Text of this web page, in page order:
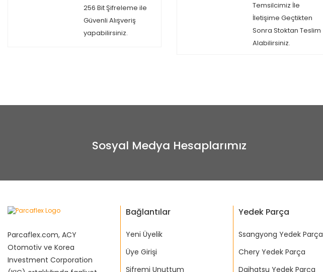
256 Bit Şifreleme ile
Güvenli Alışveriş
yapabilirsiniz.
Temsilcimiz İle
İletişime Geçtikten
Sonra Stoktan Teslim
Alabilirsiniz.
Sosyal Medya Hesaplarımız
Parcaflex.com, ACY
Otomotiv ve Korea
Investment Corporation
Bağlantılar
Yeni Üyelik
Üye Girişi
Şifremi Unuttum
Yedek Parça
Ssangyong Yedek Parça
Chery Yedek Parça
Daihatsu Yedek Parça